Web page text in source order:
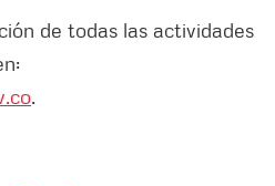
de todas las actividades
.